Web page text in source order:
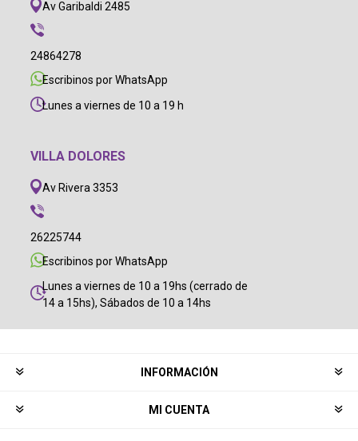
Av Garibaldi 2485
24864278
Escribinos por WhatsApp
Lunes a viernes de 10 a 19 h
VILLA DOLORES
Av Rivera 3353
26225744
Escribinos por WhatsApp
Lunes a viernes de 10 a 19hs (cerrado de
14 a 15hs), Sábados de 10 a 14hs
INFORMACIÓN
MI CUENTA